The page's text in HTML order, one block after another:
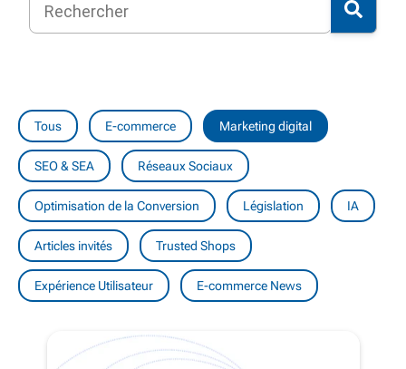
Tous E-commerce Marketing digital
SEO & SEA Réseaux Sociaux
Optimisation de la Conversion Législation IA
Articles invités Trusted Shops
Expérience Utilisateur E-commerce News